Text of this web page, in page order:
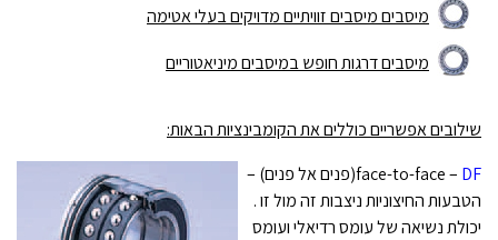
מיסבים מיסבים זוויתיים מדויקים בעלי אטימה
מיסבים דרגות חופש במיסבים מיניאטוריים
שילובים אפשריים כוללים את הקומבינציות הבאות:
face-to-face – DF
(פנים אל פנים) –
הטבעות החיצוניות ניצבות זה מול זו .
יכולת נשיאה של עומס רדיאלי ועומס